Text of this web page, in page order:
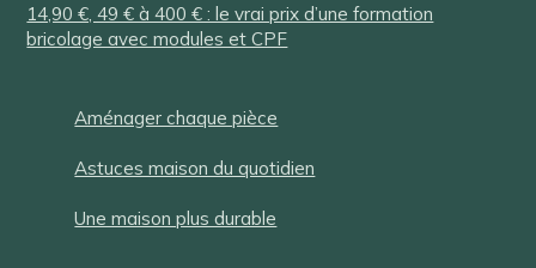
14,90 €, 49 € à 400 € : le vrai prix d’une formation
bricolage avec modules et CPF
Aménager chaque pièce
Astuces maison du quotidien
Une maison plus durable